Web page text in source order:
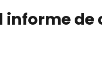
informe de